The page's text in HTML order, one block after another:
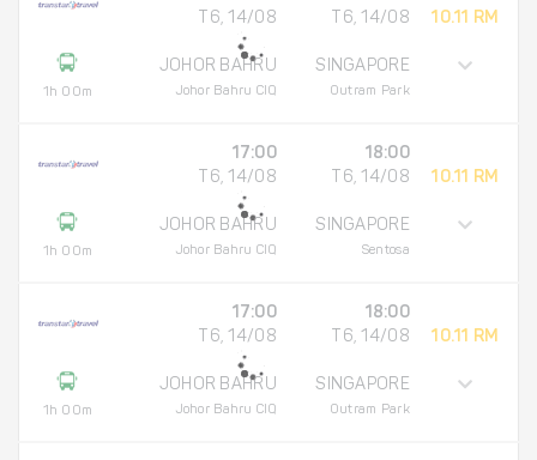
1h 00m
T6, 14/08
JOHOR BAHRU
Johor Bahru CIQ
T6, 14/08
SINGAPORE
Outram Park
10.11 RM
1h 00m
17:00
T6, 14/08
JOHOR BAHRU
Johor Bahru CIQ
18:00
T6, 14/08
SINGAPORE
Sentosa
10.11 RM
1h 00m
17:00
T6, 14/08
JOHOR BAHRU
Johor Bahru CIQ
18:00
T6, 14/08
SINGAPORE
Outram Park
10.11 RM